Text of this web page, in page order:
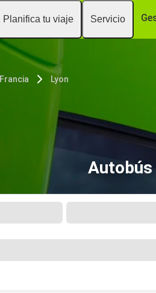
Planifica tu viaje Servicio
Francia Lyon
Autobús